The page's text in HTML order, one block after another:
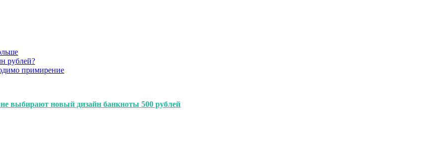
рублей?
примирение
выбирают новый дизайн банкноты 500 рублей